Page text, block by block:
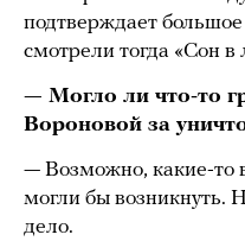
подтверждает
смотрели тогда «Сон
— Могло ли что-то
Вороновой за
— Возможно, какие-то
могли бы возникнуть.
дело.